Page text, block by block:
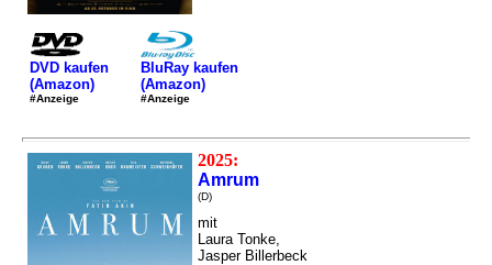
DVD kaufen
(Amazon)
#Anzeige
BluRay kaufen
(Amazon)
#Anzeige
2025:
Amrum
(D)
mit
Laura Tonke,
Jasper Billerbeck